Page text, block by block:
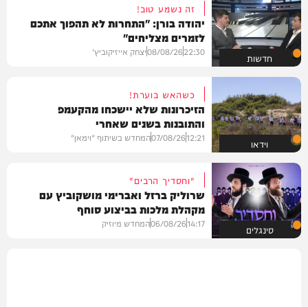
חדשות
זה נשמע טוב!
יהודה בורן: "התחרות לא תהפוך אתכם
לזמרים מצליחים"
22:30
08/08/26יצחק אייזיקוביץ'
וידאו
כשהאש בוערת!
הזיכרונות שלא יישכחו מהקעמפ
והתובנות בשנים שאחרי
12:21
07/08/26המחדש בשיתוף "וימאן"
סינגלים
"וחסדיך הרבים"
שרוליק ברזל ואברימי מושקוביץ עם
מקהלת מלכות בביצוע סוחף
14:17
06/08/26המחדש מיוזיק